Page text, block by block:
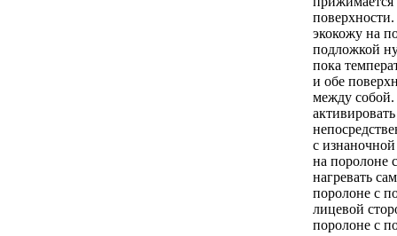
экокожу на
подложкой
пока
и обе
между
с
на поролоне
нагревать
поролоне с
лицевой
поролоне с